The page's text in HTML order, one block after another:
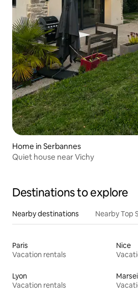
Home in Serbannes
Quiet house near Vichy
Destinations to explore
Nearby destinations Nearby Top
Paris
Vacation rentals
Nice
Lyon
Vacation rentals